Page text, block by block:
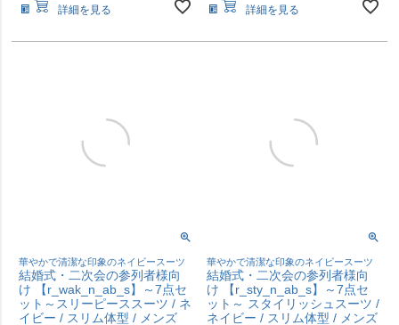
詳細を見る 詳細を見る
華やかで清潔な印象のネイビースーツ
結婚式・二次会の参列者様向
け 【r_wak_n_ab_s】～7点セ
ット～スリーピーススーツ / ネ
イビー / スリム体型 / メンズ
華やかで清潔な印象のネイビースーツ
結婚式・二次会の参列者様向
け 【r_sty_n_ab_s】～7点セ
ット～ スタイリッシュスーツ /
ネイビー / スリム体型 / メンズ